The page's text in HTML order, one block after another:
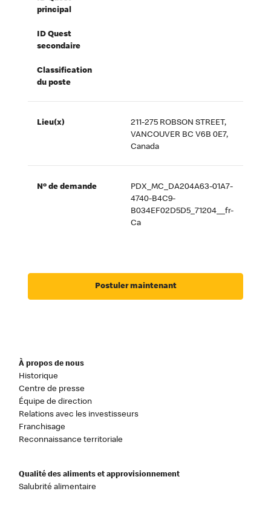
principal
ID Quest
secondaire
Classification
du poste
Lieu(x)
211-275 ROBSON STREET,
VANCOUVER BC V6B 0E7,
Canada
Nº de demande
PDX_MC_DA204A63-01A7-
4740-B4C9-
B034EF02D5D5_71204__fr-
Ca
Postuler maintenant
À propos de nous
Historique
Centre de presse
Équipe de direction
Relations avec les investisseurs
Franchisage
Reconnaissance territoriale
Qualité des aliments et approvisionnement
Salubrité alimentaire